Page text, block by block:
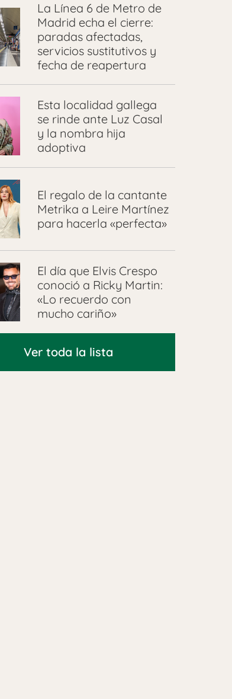
La Línea 6 de Metro de
Madrid echa el cierre:
paradas afectadas,
servicios sustitutivos y
fecha de reapertura
Esta localidad gallega
se rinde ante Luz Casal
y la nombra hija
adoptiva
El regalo de la cantante
Metrika a Leire Martínez
para hacerla «perfecta»
El día que Elvis Crespo
conoció a Ricky Martin:
«Lo recuerdo con
mucho cariño»
Ver toda la lista